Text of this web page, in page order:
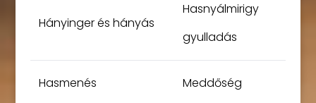
Hányinger és hányás
Hasnyálmirigy
gyulladás
Hasmenés Meddőség